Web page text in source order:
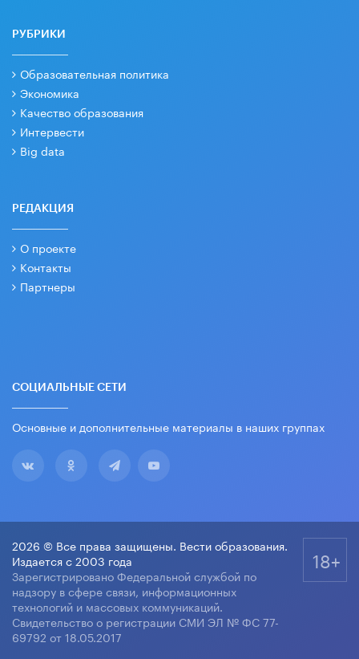
РУБРИКИ
Образовательная политика
Экономика
Качество образования
Интервести
Big data
РЕДАКЦИЯ
О проекте
Контакты
Партнеры
СОЦИАЛЬНЫЕ СЕТИ
Основные и дополнительные материалы в наших группах
2026 © Все права защищены. Вести образования.
Издается с 2003 года
Зарегистрировано Федеральной службой по
надзору в сфере связи, информационных
технологий и массовых коммуникаций.
Свидетельство о регистрации СМИ ЭЛ № ФС 77-
69792 от 18.05.2017
18+